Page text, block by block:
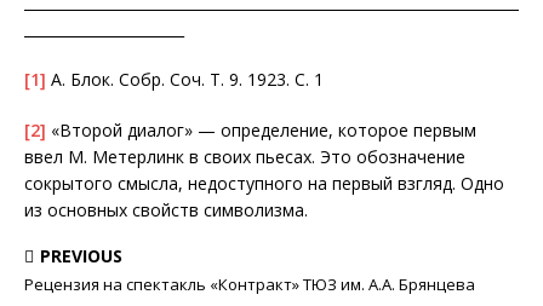
[1] А. Блок. Собр. Соч. Т. 9. 1923. С. 1
[2] «Второй диалог» — определение, которое первым
ввел М. Метерлинк в своих пьесах. Это обозначение
сокрытого смысла, недоступного на первый взгляд. Одно
из основных свойств символизма.
PREVIOUS
Рецензия на спектакль «Контракт» ТЮЗ им. А.А. Брянцева